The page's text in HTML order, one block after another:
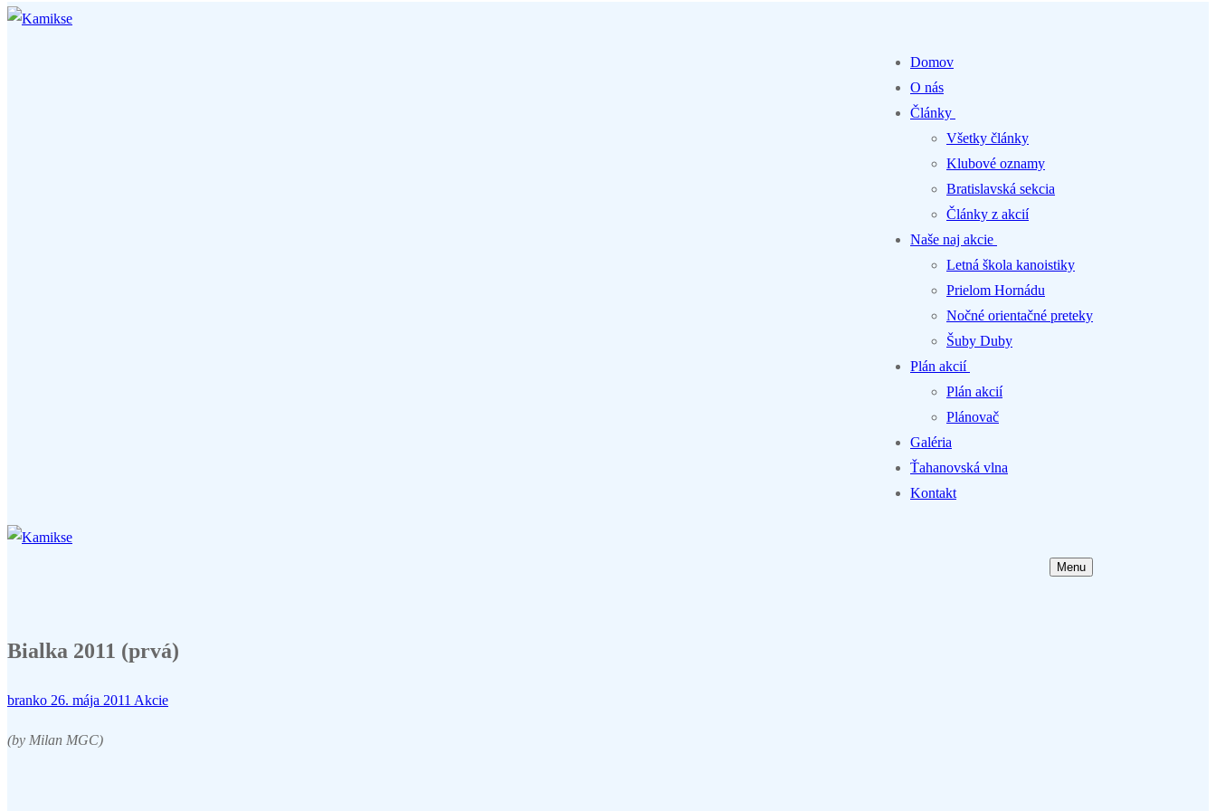
Domov
O nás
Články
Všetky články
Klubové oznamy
Bratislavská sekcia
Články z akcií
Naše naj akcie
Letná škola kanoistiky
Prielom Hornádu
Nočné orientačné preteky
Šuby Duby
Plán akcií
Plán akcií
Plánovač
Galéria
Ťahanovská vlna
Kontakt
Menu
Bialka 2011 (prvá)
branko 26. mája 2011 Akcie
(by Milan MGC)